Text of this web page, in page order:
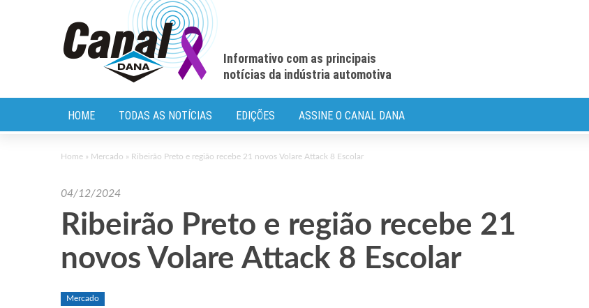
Informativo com as principais
notícias da indústria automotiva
HOME TODAS AS NOTÍCIAS EDIÇÕES ASSINE O CANAL DANA
Home » Mercado » Ribeirão Preto e região recebe 21 novos Volare Attack 8 Escolar
04/12/2024
Ribeirão Preto e região recebe 21
novos Volare Attack 8 Escolar
Mercado